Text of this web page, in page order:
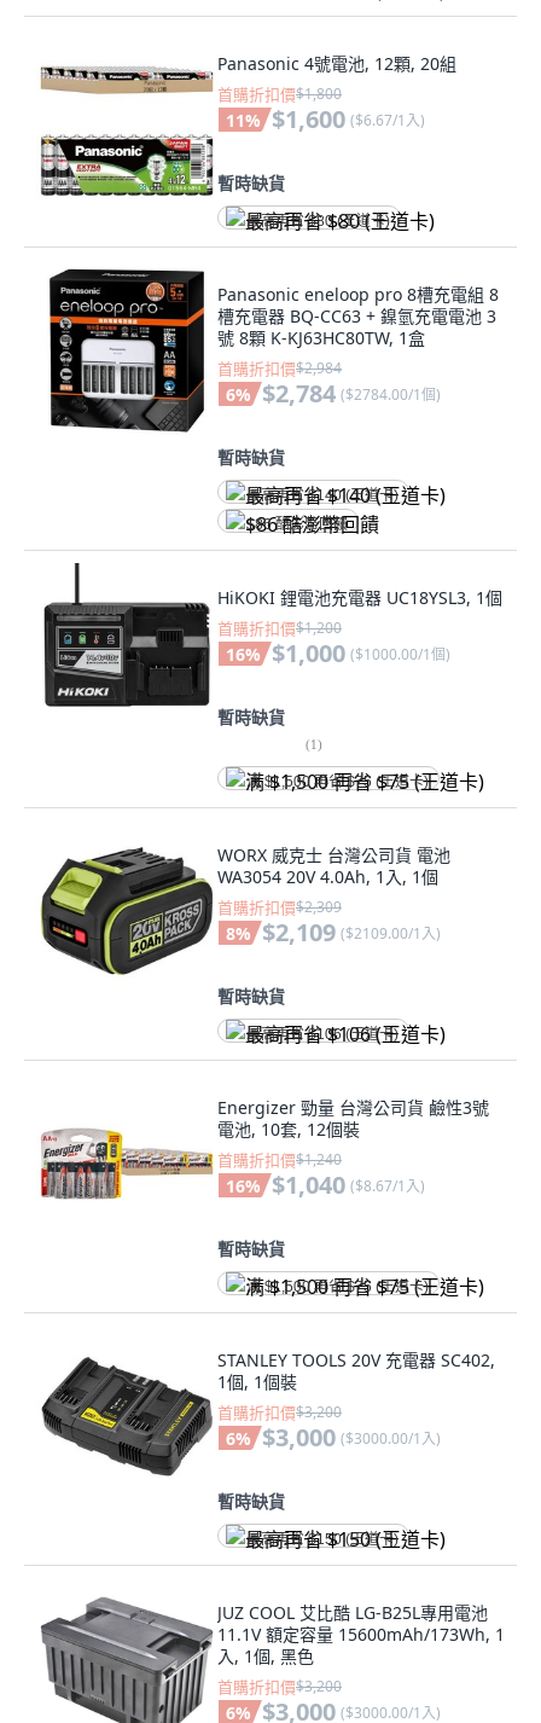
Panasonic 4號電池, 12顆, 20組
首購折扣價$1,800
11% $1,600 ($6.67/1入)
暫時缺貨
最高再省 $80 (王道卡)
Panasonic eneloop pro 8槽充電組 8
槽充電器 BQ-CC63 + 鎳氫充電電池 3
號 8顆 K-KJ63HC80TW, 1盒
首購折扣價$2,984
6% $2,784 ($2784.00/1個)
暫時缺貨
最高再省 $140 (王道卡)
$86 酷澎幣回饋
HiKOKI 鋰電池充電器 UC18YSL3, 1個
首購折扣價$1,200
16% $1,000 ($1000.00/1個)
暫時缺貨
(1)
满 $1,500 再省 $75 (王道卡)
WORX 威克士 台灣公司貨 電池
WA3054 20V 4.0Ah, 1入, 1個
首購折扣價$2,309
8% $2,109 ($2109.00/1入)
暫時缺貨
最高再省 $106 (王道卡)
Energizer 勁量 台灣公司貨 鹼性3號
電池, 10套, 12個裝
首購折扣價$1,240
16% $1,040 ($8.67/1入)
暫時缺貨
满 $1,500 再省 $75 (王道卡)
STANLEY TOOLS 20V 充電器 SC402,
1個, 1個裝
首購折扣價$3,200
6% $3,000 ($3000.00/1入)
暫時缺貨
最高再省 $150 (王道卡)
JUZ COOL 艾比酷 LG-B25L專用電池
11.1V 額定容量 15600mAh/173Wh, 1
入, 1個, 黑色
首購折扣價$3,200
6% $3,000 ($3000.00/1入)